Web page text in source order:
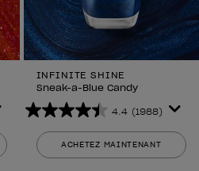
INFINITE SHINE
Sneak-a-Blue Candy
4.4 (1988)
4.4
sur
5
ACHETEZ MAINTENANT